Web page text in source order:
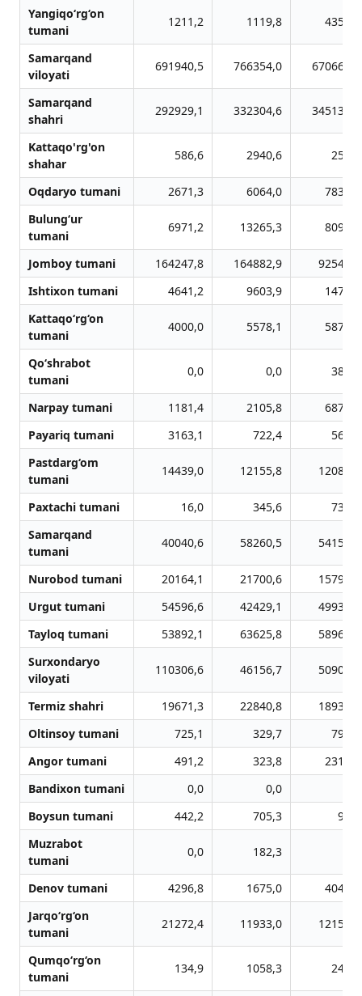
Yangiqo‘rg‘on
tumani
1211,2 1119,8 4351,7
Samarqand
viloyati
691940,5 766354,0 670669,4
Samarqand
shahri
292929,1 332304,6 345134,9
Kattaqo'rg'on
shahar
586,6 2940,6 256,3
Oqdaryo tumani 2671,3 6064,0
7836,6
Bulung‘ur
tumani
6971,2 13265,3 8098,4
Jomboy tumani 164247,8 164882,9
92542,0
Ishtixon tumani
4641,2 9603,9
1475,7
Kattaqo‘rg‘on
tumani
4000,0 5578,1 5870,6
Qo‘shrabot
tumani
0,0 0,0 380,6
Narpay tumani 1181,4 2105,8
6871,7
Payariq tumani
3163,1 722,4
566,2
Pastdarg‘om
tumani
14439,0 12155,8 12081,1
Paxtachi tumani 16,0 345,6
738,9
Samarqand
tumani
40040,6 58260,5 54155,5
Nurobod tumani 20164,1 21700,6
15797,5
Urgut tumani
54596,6 42429,1
49932,5
Tayloq tumani
53892,1 63625,8
58968,8
Surxondaryo
viloyati
110306,6 46156,7 50909,9
Termiz shahri 19671,3 22840,8
18938,3
Oltinsoy tumani
725,1 329,7
794,6
Angor tumani
491,2 323,8
2319,3
Bandixon tumani
0,0 0,0
Boysun tumani
442,2 705,3
99,0
Muzrabot
tumani
0,0 182,3
Denov tumani 4296,8 1675,0
4043,1
Jarqo‘rg‘on
tumani
21272,4 11933,0 12158,4
Qumqo‘rg‘on
tumani
134,9 1058,3 241,2